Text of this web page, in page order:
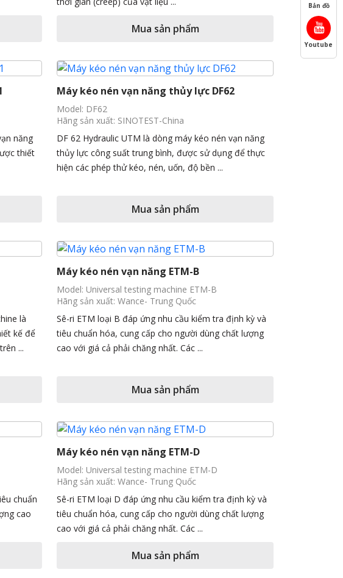
Mua sản phẩm
năng
thiết
Máy kéo nén vạn năng thủy lực DF62
Model: DF62
Hãng sản xuất: SINOTEST-China
DF 62 Hydraulic UTM là dòng máy kéo nén vạn năng
thủy lực công suất trung bình, được sử dụng để thực
hiện các phép thử kéo, nén, uốn, độ bền ...
Mua sản phẩm
là
kế để
...
Máy kéo nén vạn năng ETM-B
Model: Universal testing machine ETM-B
Hãng sản xuất: Wance- Trung Quốc
Sê-ri ETM loại B đáp ứng nhu cầu kiểm tra định kỳ và
tiêu chuẩn hóa, cung cấp cho người dùng chất lượng
cao với giá cả phải chăng nhất. Các ...
Mua sản phẩm
chuẩn
cao
Máy kéo nén vạn năng ETM-D
Model: Universal testing machine ETM-D
Hãng sản xuất: Wance- Trung Quốc
Sê-ri ETM loại D đáp ứng nhu cầu kiểm tra định kỳ và
tiêu chuẩn hóa, cung cấp cho người dùng chất lượng
cao với giá cả phải chăng nhất. Các ...
Mua sản phẩm
Bản đồ
Youtube